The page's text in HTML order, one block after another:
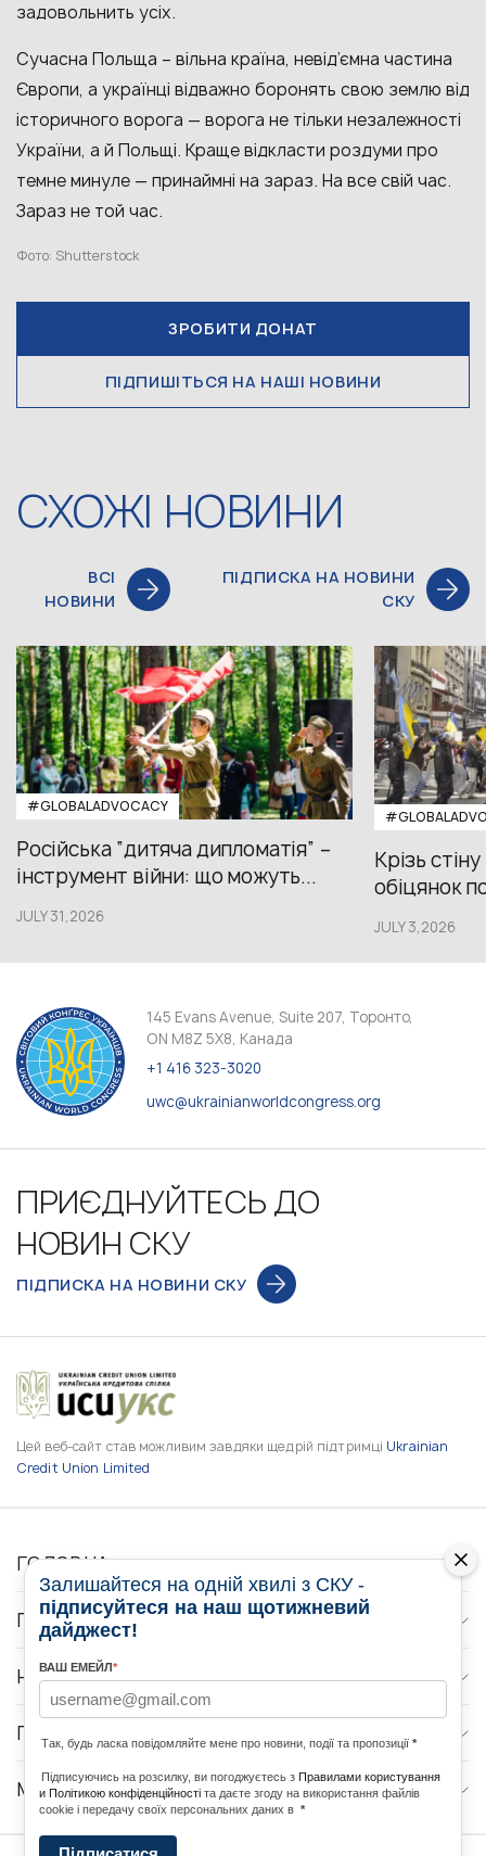
задовольнить усіх.
Сучасна Польща – вільна країна, невід’ємна частина
Європи, а українці відважно боронять свою землю від
історичного ворога — ворога не тільки незалежності
України, а й Польщі. Краще відкласти роздуми про
темне минуле — принаймні на зараз. На все свій час.
Зараз не той час.
Фото: Shutterstock
ЗРОБИТИ ДОНАТ
ПІДПИШІТЬСЯ НА НАШІ НОВИНИ
СХОЖІ НОВИНИ
ВСІ
НОВИНИ
ПІДПИСКА НА НОВИНИ
СКУ
#GLOBALADVOCACY
Російська “дитяча дипломатія” –
інструмент війни: що можуть...
JULY 31,2026
Крізь
обіцянок
JULY 3,2026
145 Evans Avenue, Suite 207, Торонто,
ON M8Z 5X8, Канада
+1 416 323-3020
uwc@ukrainianworldcongress.org
ПРИЄДНУЙТЕСЬ ДО
НОВИН СКУ
ПІДПИСКА НА НОВИНИ СКУ
Цей веб-сайт став можливим завдяки щедрій підтримці Ukrainian
Credit Union Limited
ГОЛОВНА
ПРО НАС
НОВИНИ
ПРОГРАМИ
МЕДІА КОНТАКТИ
Залишайтеся на одній хвилі з СКУ -
підписуйтеся на наш щотижневий
дайджест!
ВАШ ЕМЕЙЛ*
Так, будь ласка повідомляйте мене про новини, події та пропозиції *
Підписуючись на розсилку, ви погоджуєтесь з Правилами користування
и Політикою конфіденційності та даєте згоду на використання файлів
cookie і передачу своїх персональних даних в *